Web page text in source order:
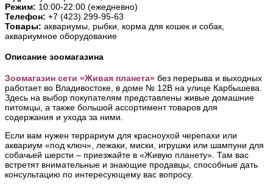
Режим: 10:00-22:00 (ежедневно)
Телефон: +7 (423) 299-95-63
Товары: аквариумы, рыбки, корма для кошек и собак,
аквариумное оборудование
Описание зоомагазина
Зоомагазин сети «Живая планета» без перерыва и выходных
работает во Владивостоке, в доме № 12В на улице Карбышева.
Здесь на выбор покупателям представлены живые домашние
питомцы, а также большой ассортимент товаров для
содержания и ухода за ними.
Если вам нужен террариум для красноухой черепахи или
аквариум «под ключ», лежаки, миски, игрушки или шампуни для
собачьей шерсти – приезжайте в «Живую планету». Там вас
встретят внимательные и знающие продавцы, способные дать
консультацию по интересующему вас вопросу.